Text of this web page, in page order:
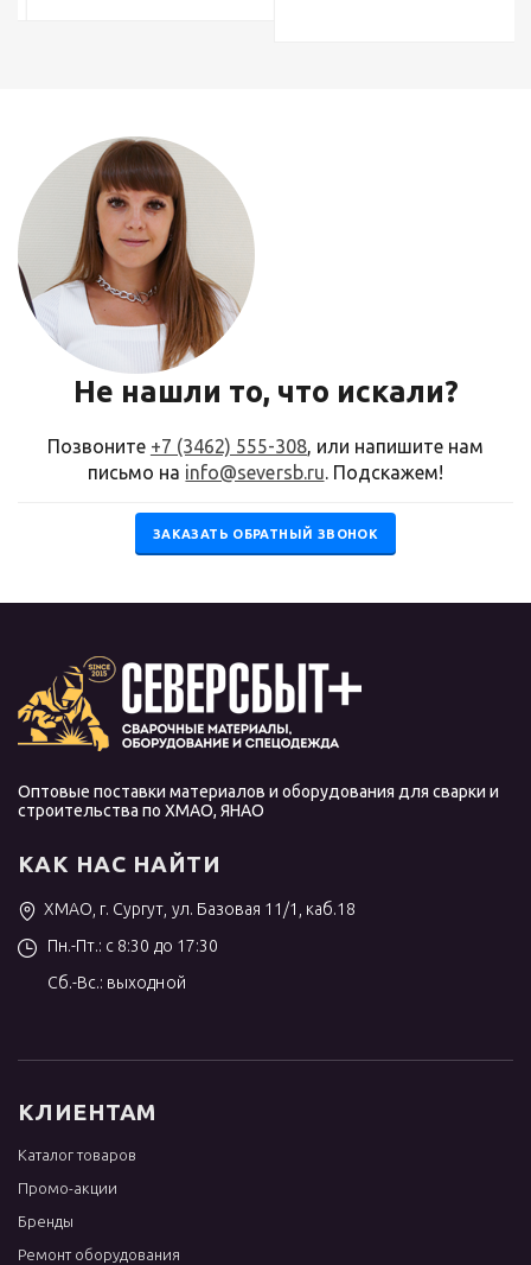
Не нашли то, что искали?
Позвоните +7 (3462) 555-308, или напишите нам
письмо на info@seversb.ru. Подскажем!
ЗАКАЗАТЬ ОБРАТНЫЙ ЗВОНОК
Оптовые поставки материалов и оборудования для сварки и
строительства по ХМАО, ЯНАО
КАК НАС НАЙТИ
ХМАО, г. Сургут, ул. Базовая 11/1, каб.18
Пн.-Пт.: с 8:30 до 17:30
Сб.-Вс.: выходной
КЛИЕНТАМ
Каталог товаров
Промо-акции
Бренды
Ремонт оборудования